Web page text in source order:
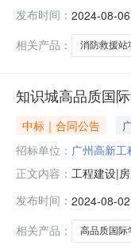
2024-08-
消防工程、
发布时间： 2024-08-
相关产品：
消防救援站
知识城高品质国
中标｜合同公告
招标单位： 广州高新
正文内容： 工程建设|
它形式合同
4822
发布时间： 2024-08-
相关产品：
高品质国际